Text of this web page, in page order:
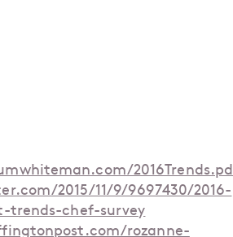
2015/11/9/9697430/2016-
trends-chef-survey
rozanne-